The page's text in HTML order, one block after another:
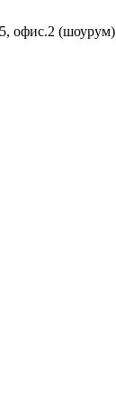
офис.2 (шоурум)